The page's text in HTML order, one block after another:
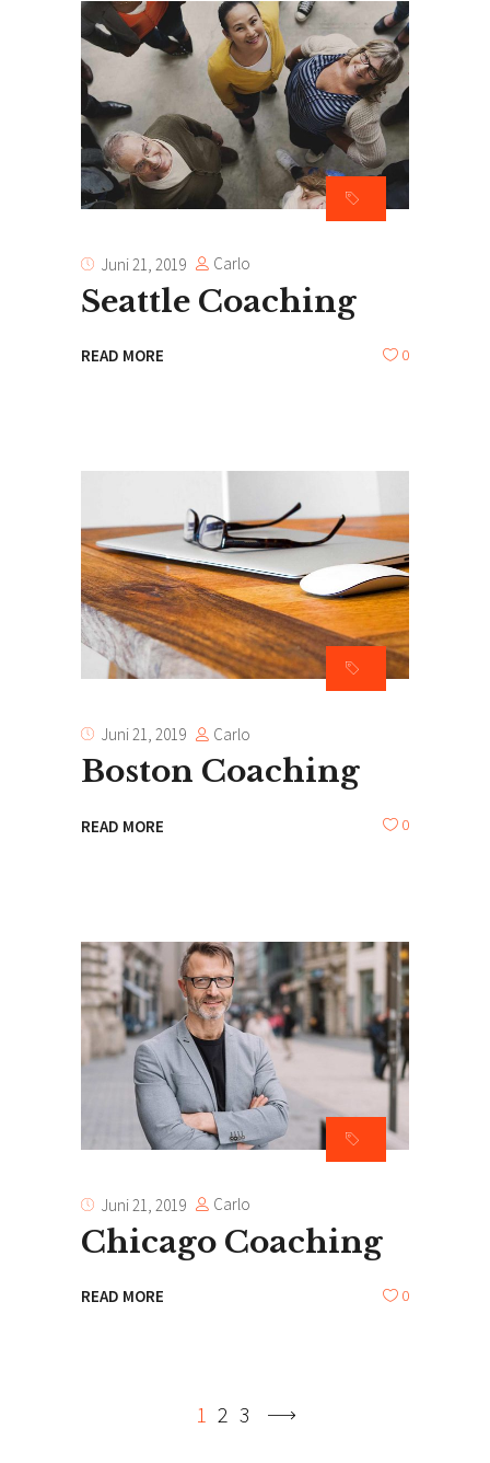
Juni 21, 2019 Carlo
Seattle Coaching
READ MORE 0
Juni 21, 2019 Carlo
Boston Coaching
READ MORE 0
Juni 21, 2019 Carlo
Chicago Coaching
READ MORE 0
1 2 3